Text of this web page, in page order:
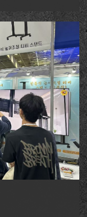
电竞显示器支架。